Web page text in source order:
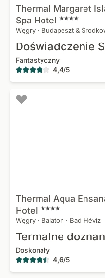
Thermal Margaret
Spa Hotel
Węgry · Budapeszt &
Doświadczenie
Fantastyczny
4,4/5
Thermal Aqua
Hotel
Węgry · Balaton · Bad Hévíz
Termalne
Doskonały
4,6/5